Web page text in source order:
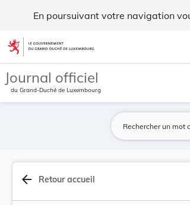
En poursuivant votre navigation
Aller au contenu
Journal officiel
du Grand-Duché de Luxembourg
arrow_back Retour accueil